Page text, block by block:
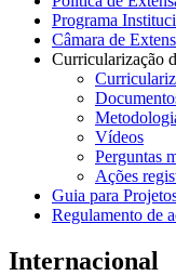
Programa
Câmara de
Curricularização
Vídeos
Perguntas
Ações
Guia para
Regulamento de
Internacional